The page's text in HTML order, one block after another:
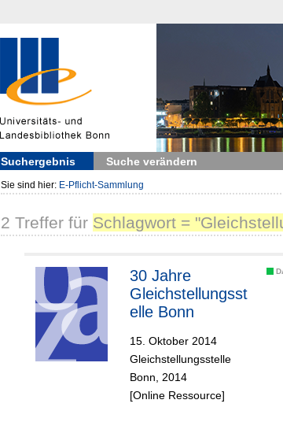
Suchergebnis Suche verändern
Sie sind hier: E-Pflicht-Sammlung
2 Treffer für Schlagwort =
30 Jahre
Gleichstellungsst
elle Bonn
15. Oktober 2014
Gleichstellungsstelle
Bonn, 2014
[Online Ressource]